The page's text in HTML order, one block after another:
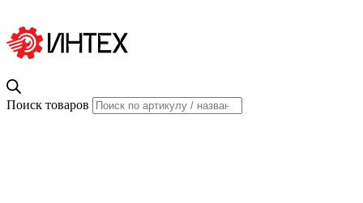
Поиск товаров